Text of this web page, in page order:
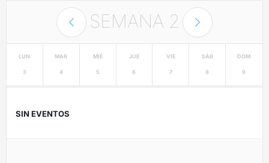
SEMANA 2
LUN
3
MAR
4
MIÉ
5
JUE
6
VIE
7
SÁB
8
DOM
9
SIN EVENTOS